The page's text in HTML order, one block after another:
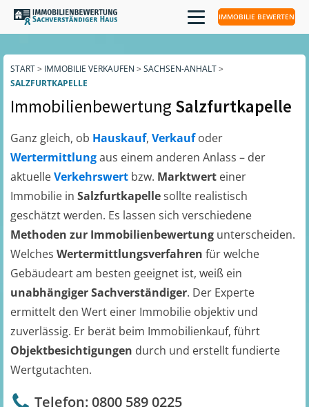
IMMOBILIE BEWERTEN
START> IMMOBILIE VERKAUFEN > SACHSEN-ANHALT>
SALZFURTKAPELLE
ImmobilienbewertungSalzfurtkapelle
Ganz gleich, ob Hauskauf, Verkaufoder
Wertermittlungaus einem anderen Anlass – der
aktuelleVerkehrswert bzw. Marktwert einer
Immobilie in Salzfurtkapellesollte realistisch
geschätzt werden. Es lassen sich verschiedene
Methoden zur Immobilienbewertung unterscheiden.
Welches Wertermittlungsverfahren für welche
Gebäudeart am besten geeignet ist, weiß ein
unabhängiger Sachverständiger. Der Experte
ermittelt den Wert einer Immobilie objektiv und
zuverlässig. Er berät beim Immobilienkauf, führt
Objektbesichtigungen durch und erstellt fundierte
Wertgutachten.
Telefon: 0800 589 0225